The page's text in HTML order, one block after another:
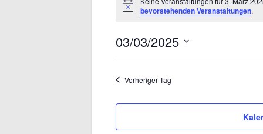
FÜR
3.
MÄRZ
Hinweisbevorstehenden Veranstaltungen.
03/03/2025
Vorheriger Tag